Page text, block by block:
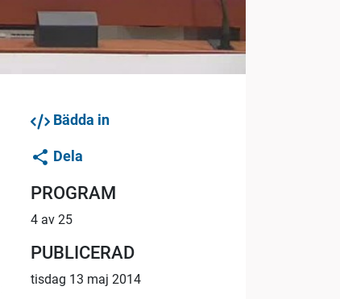
Bädda in
Dela
PROGRAM
4 av 25
PUBLICERAD
tisdag 13 maj 2014